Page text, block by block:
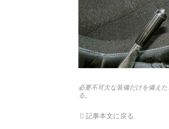
必要不可欠な装備だけを備え
る。
記事本文に戻る